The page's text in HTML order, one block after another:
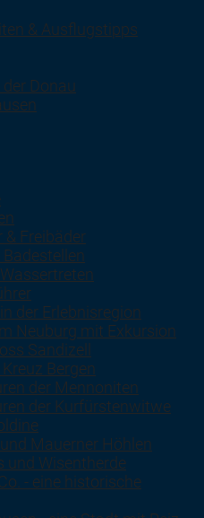
& Ausflugstipps
Donau
& Freibäder
Badestellen
der Erlebnisregion
Neuburg mit Exkursion
Sandizell
Bergen
der Mennoniten
der Kurfürstenwitwe
Mauerner Höhlen
und Wisentherde
- eine historische